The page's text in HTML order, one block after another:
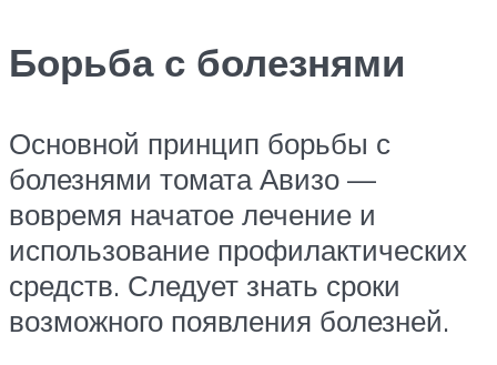
Борьба с болезнями
Основной принцип борьбы с
болезнями томата Авизо —
вовремя начатое лечение и
использование профилактических
средств. Следует знать сроки
возможного появления болезней.